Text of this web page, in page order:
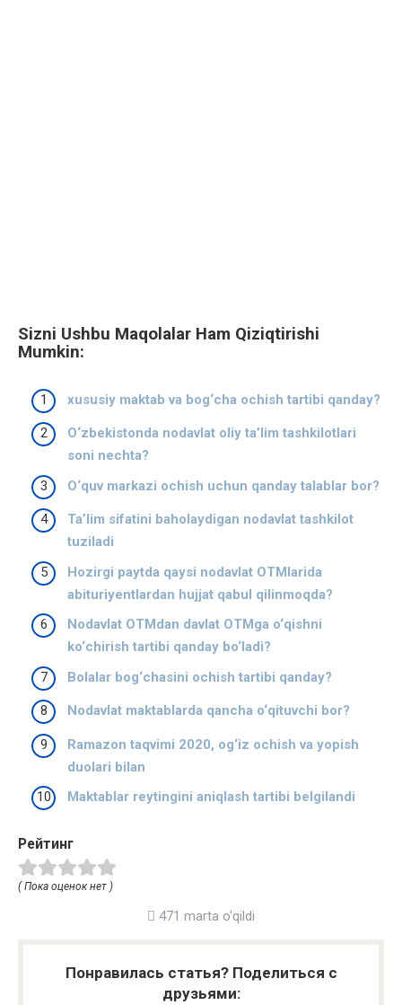
Sizni Ushbu Maqolalar Ham Qiziqtirishi
Mumkin:
xususiy maktab va bog‘cha ochish tartibi qanday?
O‘zbekistonda nodavlat oliy ta’lim tashkilotlari
soni nechta?
O‘quv markazi ochish uchun qanday talablar bor?
Ta’lim sifatini baholaydigan nodavlat tashkilot
tuziladi
Hozirgi paytda qaysi nodavlat OTMlarida
abituriyentlardan hujjat qabul qilinmoqda?
Nodavlat OTMdan davlat OTMga o‘qishni
ko‘chirish tartibi qanday bo‘ladi?
Bolalar bog‘chasini ochish tartibi qanday?
Nodavlat maktablarda qancha o‘qituvchi bor?
Ramazon taqvimi 2020, og‘iz ochish va yopish
duolari bilan
Maktablar reytingini aniqlash tartibi belgilandi
Рейтинг
( Пока оценок нет )
471 marta o'qildi
Понравилась статья? Поделиться с
друзьями: